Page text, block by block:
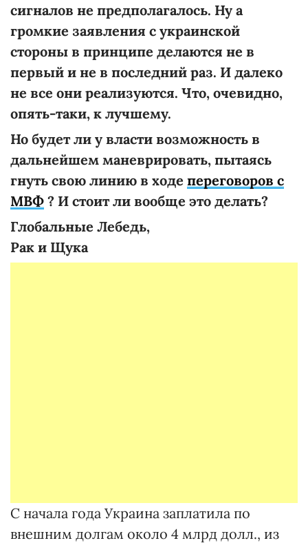
сигналов не предполагалось. Ну а
громкие заявления с украинской
стороны в принципе делаются не в
первый и не в последний раз. И далеко
не все они реализуются. Что, очевидно,
опять-таки, к лучшему.
Но будет ли у власти возможность в
дальнейшем маневрировать, пытаясь
гнуть свою линию в ходе переговоров с
МВФ ? И стоит ли вообще это делать?
Глобальные Лебедь,
Рак и Щука
С начала года Украина заплатила по
внешним долгам около 4 млрд долл., из